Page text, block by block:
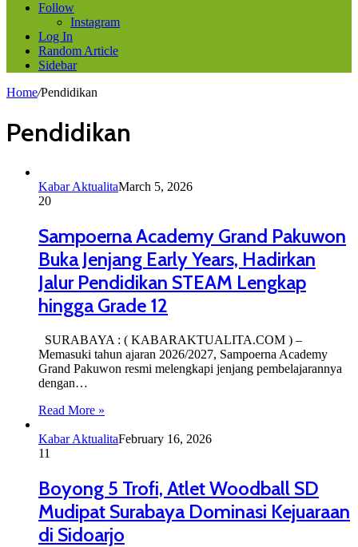
Follow
Instagram
Log In
Random Article
Sidebar
Home/Pendidikan
Pendidikan
Kabar AktualitaMarch 5, 2026
20
Sampoerna Academy Grand Pakuwon
Buka Jenjang Early Years, Hadirkan
Jalur Pendidikan STEAM Lengkap
hingga Grade 12
SURABAYA : ( KABARAKTUALITA.COM ) –
Memasuki tahun ajaran 2026/2027, Sampoerna Academy
Grand Pakuwon resmi melengkapi jenjang pembelajarannya
dengan…
Read More »
Kabar AktualitaFebruary 16, 2026
11
Boyong 5 Trofi, Atlet Woodball SD
Mudipat Surabaya Dominasi Kejuaraan
di Sidoarjo